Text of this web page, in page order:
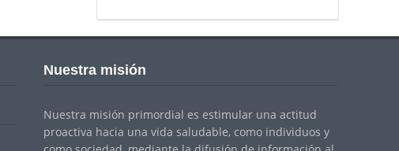
Nuestra misión
Nuestra misión primordial es estimular una actitud
proactiva hacia una vida saludable, como individuos y